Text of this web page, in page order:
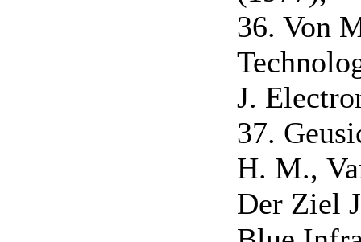
36. Von
J.
37.
H. М.,
Der Ziel